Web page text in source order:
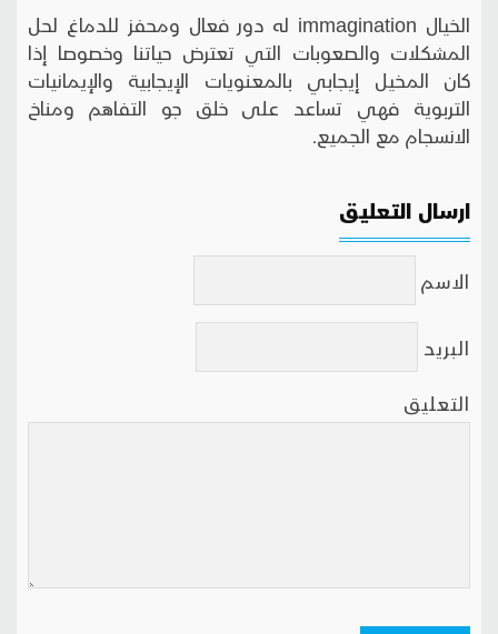
الخيال immagination له دور فعال ومحفز للدماغ لحل
المشكلات والصعوبات التي تعترض حياتنا وخصوصا إذا
كان المخيل إيجابي بالمعنويات الإيجابية والإيمانيات
التربوية فهي تساعد على خلق جو التفاهم ومناخ
الانسجام مع الجميع.
ارسال التعليق
الاسم
البريد
التعليق